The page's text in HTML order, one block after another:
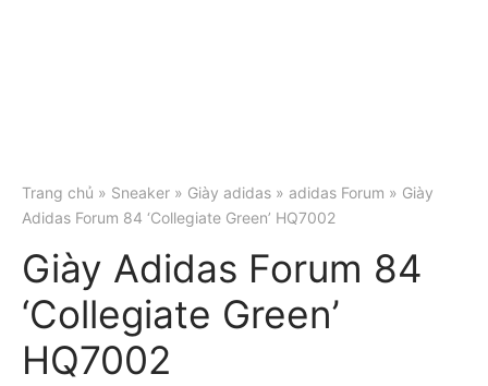
Trang chủ » Sneaker » Giày adidas » adidas Forum » Giày
Adidas Forum 84 ‘Collegiate Green’ HQ7002
Giày Adidas Forum 84
‘Collegiate Green’
HQ7002